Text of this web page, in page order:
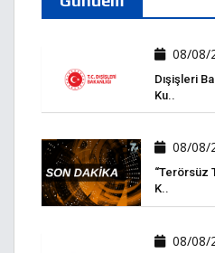
08/08/
Dışişleri
Ku..
08/08/
“Terörsüz
K..
08/08/